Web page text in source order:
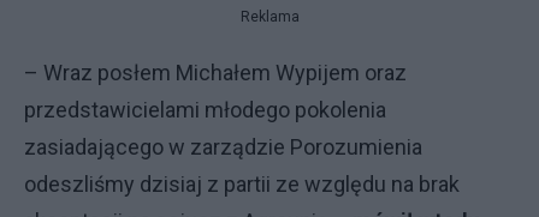
Reklama
– Wraz posłem Michałem Wypijem oraz
przedstawicielami młodego pokolenia
zasiadającego w zarządzie Porozumienia
odeszliśmy dzisiaj z partii ze względu na brak